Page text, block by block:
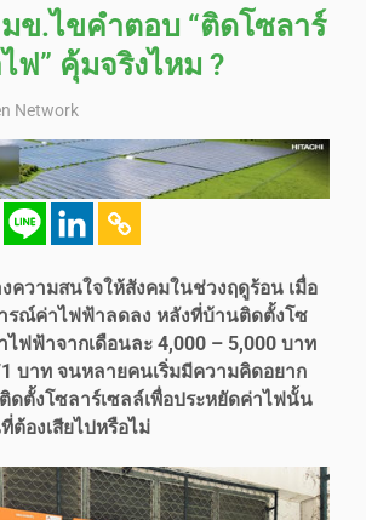
ข.ไขคำตอบ “ติดโซลาร์
ฟ” คุ้มจริงไหม ?
Network
ความสนใจให้สังคมในช่วงฤดูร้อน เมื่อ
รณ์ค่าไฟฟ้าลดลง หลังที่บ้านติดตั้งโซ
ไฟฟ้าจากเดือนละ 4,000 – 5,000 บาท
บาท จนหลายคนเริ่มมีความคิดอยาก
ดตั้งโซลาร์เซลล์เพื่อประหยัดค่าไฟนั้น
องเสียไปหรือไม่